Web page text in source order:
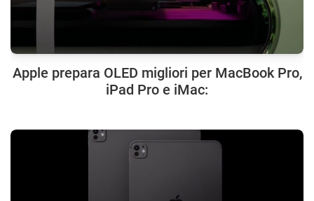
Apple prepara OLED migliori per MacBook Pro,
iPad Pro e iMac: